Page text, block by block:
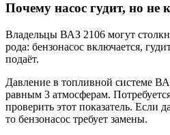
Почему насос гудит, но не
Владельцы ВАЗ 2106 могут
рода: бензонасос включается,
подаёт.
Давление в топливной системе
равным 3 атмосферам.
проверить этот показатель. Если
то бензонасос требует замены.